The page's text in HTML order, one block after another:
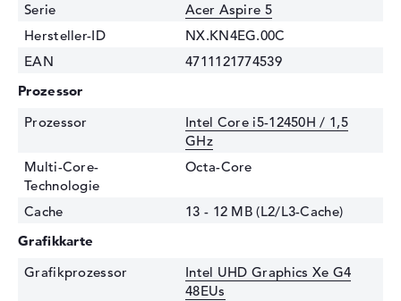
Serie
Acer Aspire 5
Hersteller-ID
NX.KN4EG.00C
EAN
4711121774539
Prozessor
Prozessor
Intel Core i5-12450H / 1,5
GHz
Multi-Core-
Technologie
Octa-Core
Cache
13 - 12 MB (L2/L3-Cache)
Grafikkarte
Grafikprozessor
Intel UHD Graphics Xe G4
48EUs